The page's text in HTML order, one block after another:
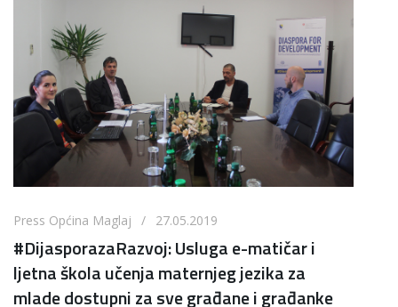
Press Općina Maglaj / 27.05.2019
#DijasporazaRazvoj: Usluga e-matičar i
ljetna škola učenja maternjeg jezika za
mlade dostupni za sve građane i građanke